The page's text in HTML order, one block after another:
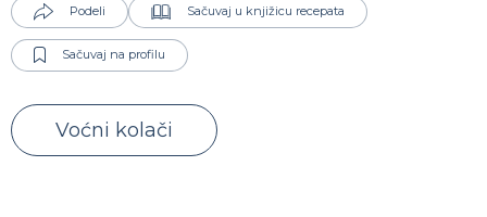
Podeli Sačuvaj u knjižicu recepata
Sačuvaj na profilu
Voćni kolači